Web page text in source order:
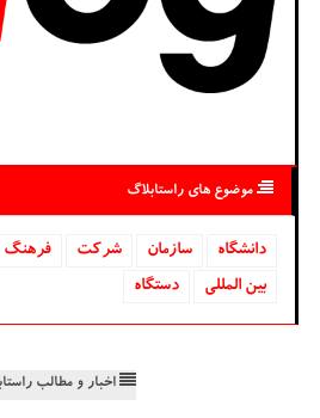
موضوع های راستابلاگ
دانشگاه‌ سازمان شركت فرهنگ
بین المللی
دستگاه
اخبار و مطالب